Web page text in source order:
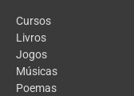
Cursos
Livros
Jogos
Músicas
Poemas